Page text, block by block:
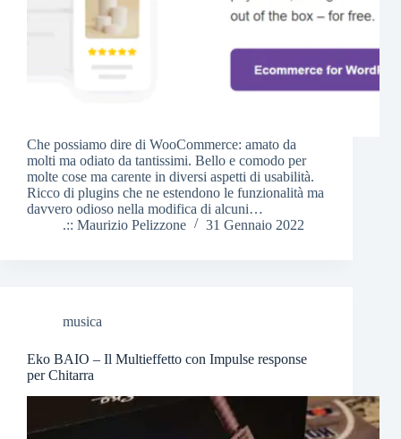
Che possiamo dire di WooCommerce: amato da
molti ma odiato da tantissimi. Bello e comodo per
molte cose ma carente in diversi aspetti di usabilità.
Ricco di plugins che ne estendono le funzionalità ma
davvero odioso nella modifica di alcuni…
.:: Maurizio Pelizzone
31 Gennaio 2022
musica
Eko BAIO – Il Multieffetto con Impulse response
per Chitarra